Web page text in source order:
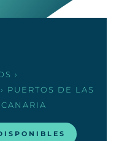
›
› PUERTOS DE LAS